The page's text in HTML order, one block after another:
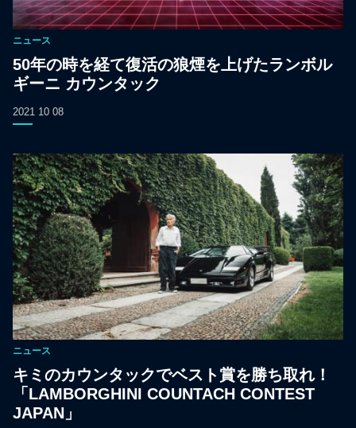
ニュース
50年の時を経て復活の狼煙を上げたランボル
ギーニ カウンタック
2021 10 08
ニュース
キミのカウンタックでベスト賞を勝ち取れ！
「LAMBORGHINI COUNTACH CONTEST
JAPAN」